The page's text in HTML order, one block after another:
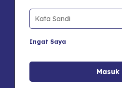
Ingat Saya